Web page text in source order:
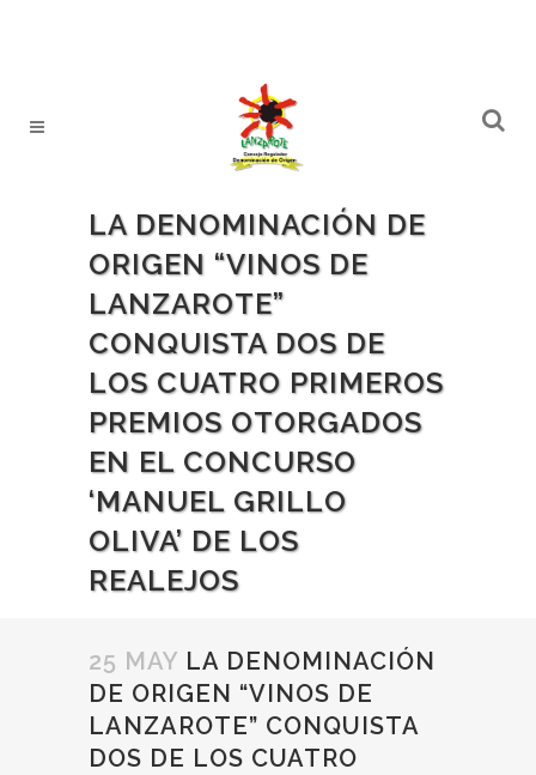
LA DENOMINACIÓN DE
ORIGEN “VINOS DE
LANZAROTE”
CONQUISTA DOS DE
LOS CUATRO PRIMEROS
PREMIOS OTORGADOS
EN EL CONCURSO
‘MANUEL GRILLO
OLIVA’ DE LOS
REALEJOS
25 MAY LA DENOMINACIÓN
DE ORIGEN “VINOS DE
LANZAROTE” CONQUISTA
DOS DE LOS CUATRO